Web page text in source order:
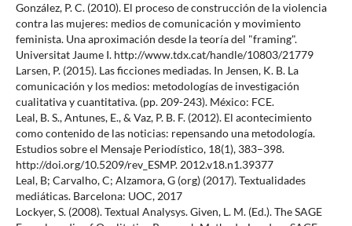
González, P. C. (2010). El proceso de construcción de la violencia
contra las mujeres: medios de comunicación y movimiento
feminista. Una aproximación desde la teoría del "framing".
Universitat Jaume I. http://www.tdx.cat/handle/10803/21779
Larsen, P. (2015). Las ficciones mediadas. In Jensen, K. B. La
comunicación y los medios: metodologías de investigación
cualitativa y cuantitativa. (pp. 209-243). México: FCE.
Leal, B. S., Antunes, E., & Vaz, P. B. F. (2012). El acontecimiento
como contenido de las noticias: repensando una metodología.
Estudios sobre el Mensaje Periodístico, 18(1), 383–398.
http://doi.org/10.5209/rev_ESMP. 2012.v18.n1.39377
Leal, B; Carvalho, C; Alzamora, G (org) (2017). Textualidades
mediáticas. Barcelona: UOC, 2017
Lockyer, S. (2008). Textual Analysys. Given, L. M. (Ed.). The SAGE